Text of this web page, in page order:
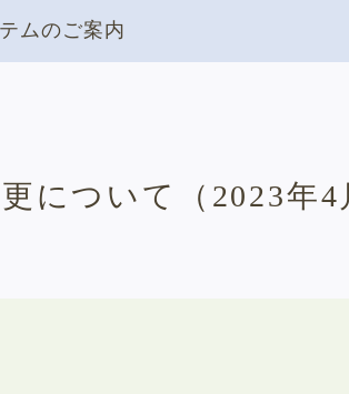
ムのご案内
について（2023年4